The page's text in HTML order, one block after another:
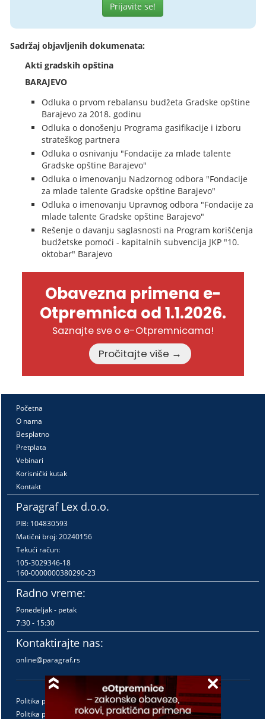
Prijavite se!
Sadržaj objavljenih dokumenata:
Akti gradskih opština
BARAJEVO
Odluka o prvom rebalansu budžeta Gradske opštine
Barajevo za 2018. godinu
Odluka o donošenju Programa gasifikacije i izboru
strateškog partnera
Odluka o osnivanju "Fondacije za mlade talente
Gradske opštine Barajevo"
Odluka o imenovanju Nadzornog odbora "Fondacije
za mlade talente Gradske opštine Barajevo"
Odluka o imenovanju Upravnog odbora "Fondacije za
mlade talente Gradske opštine Barajevo"
Rešenje o davanju saglasnosti na Program korišćenja
budžetske pomoći - kapitalnih subvencija JKP "10.
oktobar" Barajevo
Obavezna primena e-
Otpremnica od 1.1.2026.
Saznajte sve o e-Otpremnicama!
Pročitajte više →
Početna
O nama
Besplatno
Pretplata
Vebinari
Korisnički kutak
Kontakt
Paragraf Lex d.o.o.
PIB: 104830593
Matični broj: 20240156
Tekući račun:
105-3029346-18
160-0000000380290-23
Radno vreme:
Ponedeljak - petak
7:30 - 15:30
Kontaktirajte nas:
online@paragraf.rs
Politika privatnosti
Politika pružanja usluga